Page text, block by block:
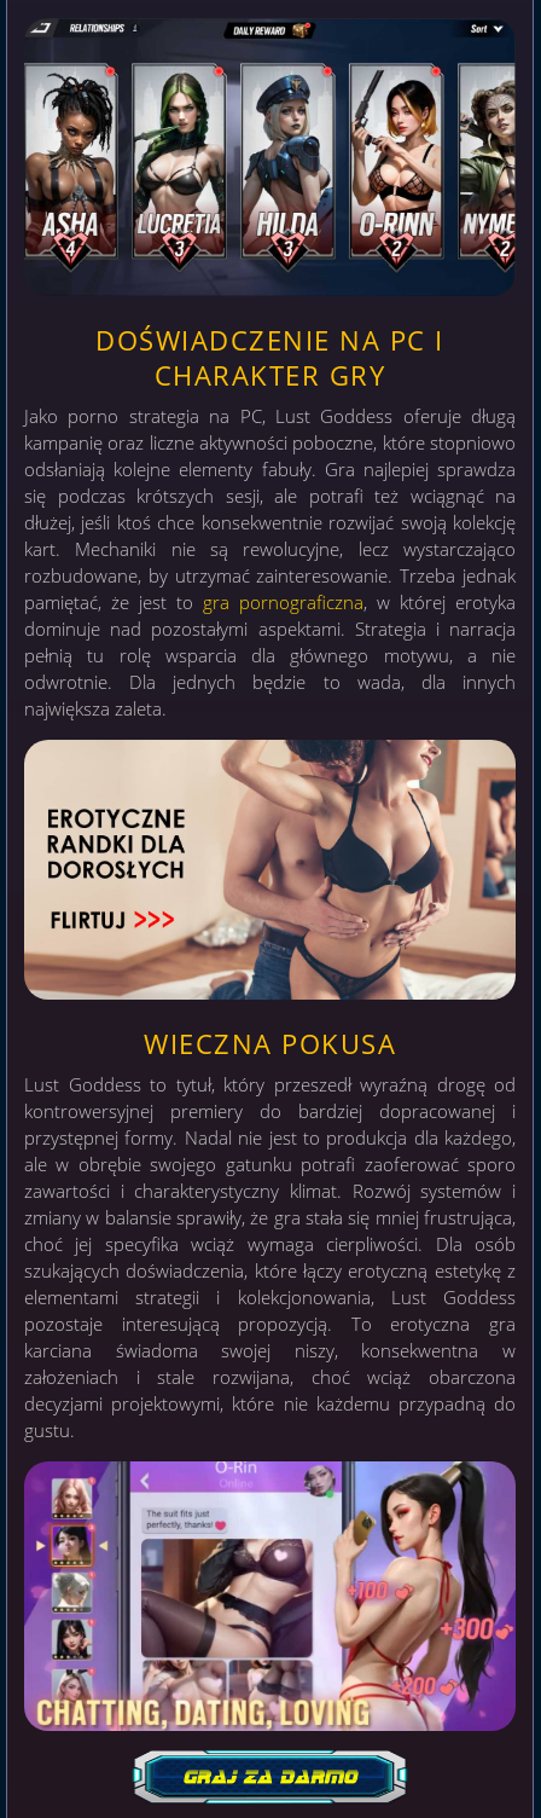
DOŚWIADCZENIE NA PC I
CHARAKTER GRY
Jako porno strategia na PC, Lust Goddess oferuje długą
kampanię oraz liczne aktywności poboczne, które stopniowo
odsłaniają kolejne elementy fabuły. Gra najlepiej sprawdza
się podczas krótszych sesji, ale potrafi też wciągnąć na
dłużej, jeśli ktoś chce konsekwentnie rozwijać swoją kolekcję
kart. Mechaniki nie są rewolucyjne, lecz wystarczająco
rozbudowane, by utrzymać zainteresowanie. Trzeba jednak
pamiętać, że jest to gra pornograficzna, w której erotyka
dominuje nad pozostałymi aspektami. Strategia i narracja
pełnią tu rolę wsparcia dla głównego motywu, a nie
odwrotnie. Dla jednych będzie to wada, dla innych
największa zaleta.
WIECZNA POKUSA
Lust Goddess to tytuł, który przeszedł wyraźną drogę od
kontrowersyjnej premiery do bardziej dopracowanej i
przystępnej formy. Nadal nie jest to produkcja dla każdego,
ale w obrębie swojego gatunku potrafi zaoferować sporo
zawartości i charakterystyczny klimat. Rozwój systemów i
zmiany w balansie sprawiły, że gra stała się mniej frustrująca,
choć jej specyfika wciąż wymaga cierpliwości. Dla osób
szukających doświadczenia, które łączy erotyczną estetykę z
elementami strategii i kolekcjonowania, Lust Goddess
pozostaje interesującą propozycją. To erotyczna gra
karciana świadoma swojej niszy, konsekwentna w
założeniach i stale rozwijana, choć wciąż obarczona
decyzjami projektowymi, które nie każdemu przypadną do
gustu.